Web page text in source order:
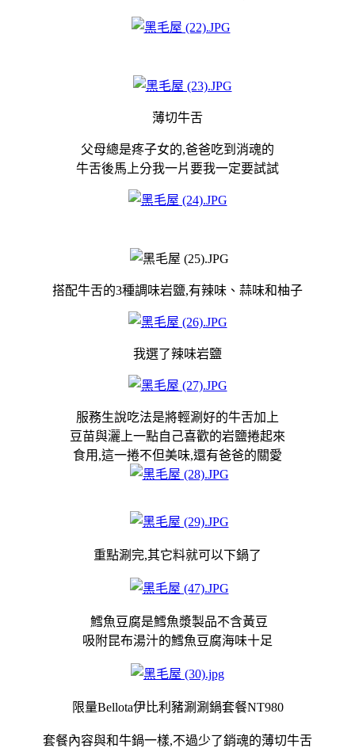
薄切牛舌
父母總是疼子女的,爸爸吃到消魂的
牛舌後馬上分我一片要我一定要試試
搭配牛舌的3種調味岩鹽,有辣味、蒜味和柚子
我選了辣味岩鹽
服務生說吃法是將輕涮好的牛舌加上
豆苗與灑上一點自己喜歡的岩鹽捲起來
食用,這一捲不但美味,還有爸爸的關愛
重點涮完,其它料就可以下鍋了
鱈魚豆腐是鱈魚漿製品不含黃豆
吸附昆布湯汁的鱈魚豆腐海味十足
限量Bellota伊比利豬涮涮鍋套餐NT980
套餐內容與和牛鍋一樣,不過少了銷魂的薄切牛舌